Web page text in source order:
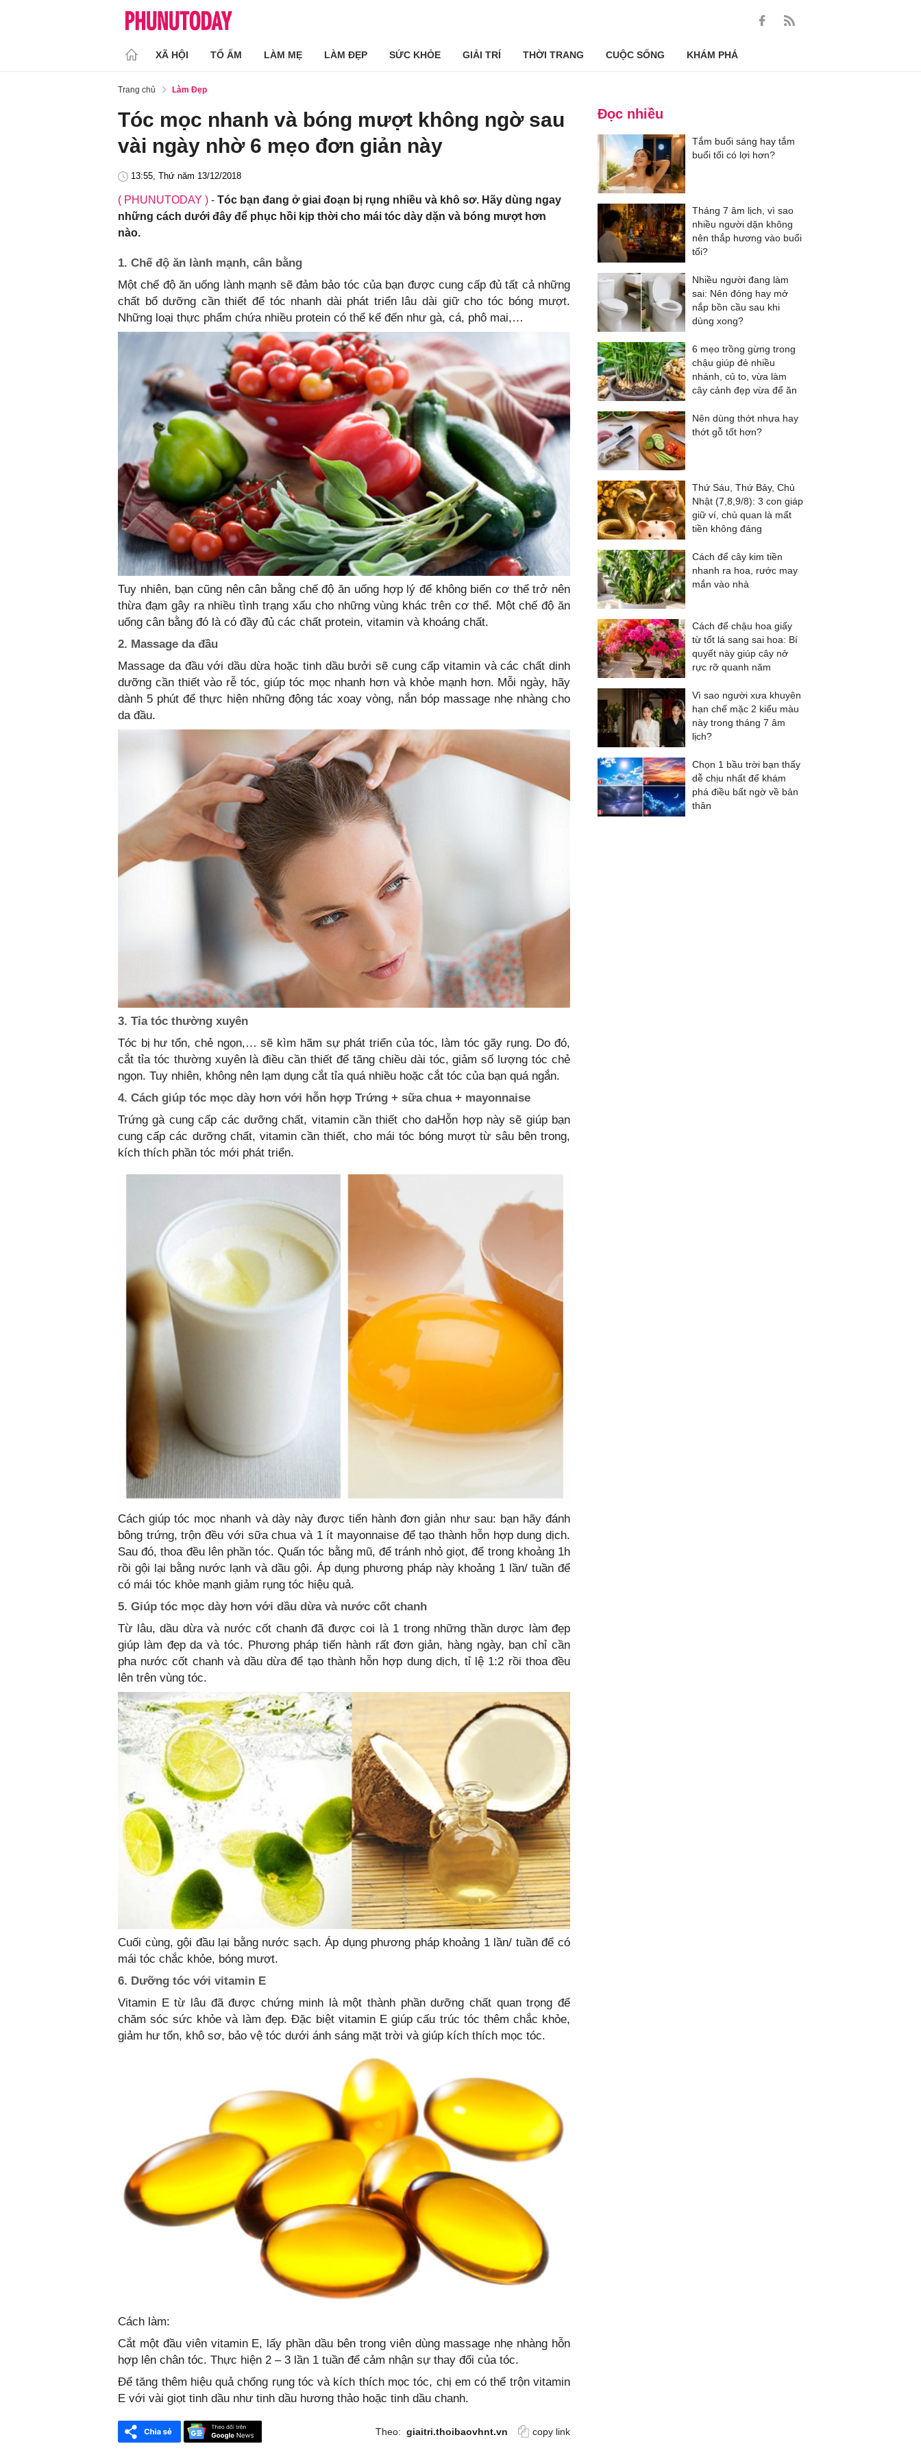
XÃ HỘI TỔ ẤM LÀM MẸ LÀM ĐẸP SỨC KHỎE GIẢI TRÍ THỜI TRANG CUỘC SỐNG KHÁM PHÁ
Trang chủ Làm Đẹp
Tóc mọc nhanh và bóng mượt không ngờ sau
vài ngày nhờ 6 mẹo đơn giản này
13:55, Thứ năm 13/12/2018
( PHUNUTODAY ) - Tóc bạn đang ở giai đoạn bị rụng nhiều và khô sơ. Hãy dùng ngay
những cách dưới đây để phục hồi kịp thời cho mái tóc dày dặn và bóng mượt hơn
nào.
1. Chế độ ăn lành mạnh, cân bằng
Một chế độ ăn uống lành mạnh sẽ đảm bảo tóc của bạn được cung cấp đủ tất cả những
chất bổ dưỡng cần thiết để tóc nhanh dài phát triển lâu dài giữ cho tóc bóng mượt.
Những loại thực phẩm chứa nhiều protein có thể kể đến như gà, cá, phô mai,…
Tuy nhiên, bạn cũng nên cân bằng chế độ ăn uống hợp lý để không biến cơ thể trở nên
thừa đạm gây ra nhiều tình trạng xấu cho những vùng khác trên cơ thể. Một chế độ ăn
uống cân bằng đó là có đầy đủ các chất protein, vitamin và khoáng chất.
2. Massage da đầu
Massage da đầu với dầu dừa hoặc tinh dầu bưởi sẽ cung cấp vitamin và các chất dinh
dưỡng cần thiết vào rễ tóc, giúp tóc mọc nhanh hơn và khỏe mạnh hơn. Mỗi ngày, hãy
dành 5 phút để thực hiện những động tác xoay vòng, nắn bóp massage nhẹ nhàng cho
da đầu.
3. Tỉa tóc thường xuyên
Tóc bị hư tổn, chẻ ngọn,… sẽ kìm hãm sự phát triển của tóc, làm tóc gãy rụng. Do đó,
cắt tỉa tóc thường xuyên là điều cần thiết để tăng chiều dài tóc, giảm số lượng tóc chẻ
ngọn. Tuy nhiên, không nên lạm dụng cắt tỉa quá nhiều hoặc cắt tóc của bạn quá ngắn.
4. Cách giúp tóc mọc dày hơn với hỗn hợp Trứng + sữa chua + mayonnaise
Trứng gà cung cấp các dưỡng chất, vitamin cần thiết cho daHỗn hợp này sẽ giúp bạn
cung cấp các dưỡng chất, vitamin cần thiết, cho mái tóc bóng mượt từ sâu bên trong,
kích thích phần tóc mới phát triển.
Cách giúp tóc mọc nhanh và dày này được tiến hành đơn giản như sau: bạn hãy đánh
bông trứng, trộn đều với sữa chua và 1 ít mayonnaise để tạo thành hỗn hợp dung dịch.
Sau đó, thoa đều lên phần tóc. Quấn tóc bằng mũ, để tránh nhỏ giọt, để trong khoảng 1h
rồi gội lại bằng nước lạnh và dầu gội. Áp dụng phương pháp này khoảng 1 lần/ tuần để
có mái tóc khỏe mạnh giảm rụng tóc hiệu quả.
5. Giúp tóc mọc dày hơn với dầu dừa và nước cốt chanh
Từ lâu, dầu dừa và nước cốt chanh đã được coi là 1 trong những thần dược làm đẹp
giúp làm đẹp da và tóc. Phương pháp tiến hành rất đơn giản, hàng ngày, bạn chỉ cần
pha nước cốt chanh và dầu dừa để tạo thành hỗn hợp dung dịch, tỉ lệ 1:2 rồi thoa đều
lên trên vùng tóc.
Cuối cùng, gội đầu lại bằng nước sạch. Áp dụng phương pháp khoảng 1 lần/ tuần để có
mái tóc chắc khỏe, bóng mượt.
6. Dưỡng tóc với vitamin E
Vitamin E từ lâu đã được chứng minh là một thành phần dưỡng chất quan trọng để
chăm sóc sức khỏe và làm đẹp. Đặc biệt vitamin E giúp cấu trúc tóc thêm chắc khỏe,
giảm hư tổn, khô sơ, bảo vệ tóc dưới ánh sáng mặt trời và giúp kích thích mọc tóc.
Cách làm:
Cắt một đầu viên vitamin E, lấy phần dầu bên trong viên dùng massage nhẹ nhàng hỗn
hợp lên chân tóc. Thực hiện 2 – 3 lần 1 tuần để cảm nhận sự thay đổi của tóc.
Để tăng thêm hiệu quả chống rụng tóc và kích thích mọc tóc, chị em có thể trộn vitamin
E với vài giọt tinh dầu như tinh dầu hương thảo hoặc tinh dầu chanh.
Theo: giaitri.thoibaovhnt.vn copy link
Đọc nhiều
Tắm buổi sáng hay tắm
buổi tối có lợi hơn?
Tháng 7 âm lịch, vì sao
nhiều người dặn không
nên thắp hương vào buổi
tối?
Nhiều người đang làm
sai: Nên đóng hay mở
nắp bồn cầu sau khi
dùng xong?
6 mẹo trồng gừng trong
chậu giúp đẻ nhiều
nhánh, củ to, vừa làm
cây cảnh đẹp vừa để ăn
Nên dùng thớt nhựa hay
thớt gỗ tốt hơn?
Thứ Sáu, Thứ Bảy, Chủ
Nhật (7,8,9/8): 3 con giáp
giữ ví, chủ quan là mất
tiền không đáng
Cách để cây kim tiền
nhanh ra hoa, rước may
mắn vào nhà
Cách để chậu hoa giấy
từ tốt lá sang sai hoa: Bí
quyết này giúp cây nở
rực rỡ quanh năm
Vì sao người xưa khuyên
hạn chế mặc 2 kiểu màu
này trong tháng 7 âm
lịch?
Chọn 1 bầu trời bạn thấy
dễ chịu nhất để khám
phá điều bất ngờ về bản
thân